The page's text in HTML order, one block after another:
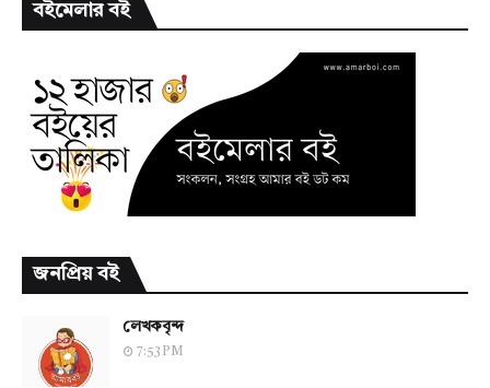
বইমেলার বই
জনপ্রিয় বই
লেখকবৃন্দ
7:53 PM